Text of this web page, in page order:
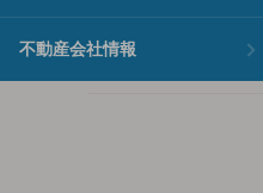
不動産会社情報